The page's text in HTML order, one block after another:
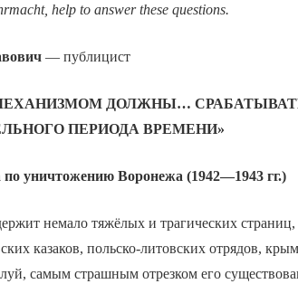
help to answer these questions.
— публицист
ДОЛЖНЫ…
ПЕРИОДА ВРЕМЕНИ»
уничтожению Воронежа (1942—1943 гг.)
немало тяжёлых и трагических страниц,
казаков, польско-литовских отрядов,
самым страшным отрезком его